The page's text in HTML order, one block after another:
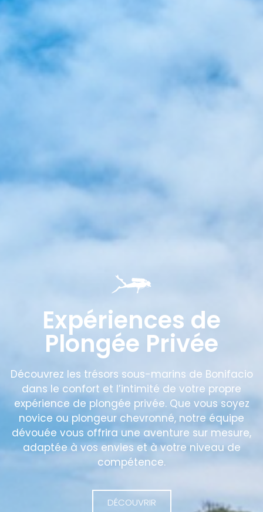
Expériences de
Plongée Privée
Découvrez les trésors sous-marins de Bonifacio
dans le confort et l’intimité de votre propre
expérience de plongée privée. Que vous soyez
novice ou plongeur chevronné, notre équipe
dévouée vous offrira une aventure sur mesure,
adaptée à vos envies et à votre niveau de
compétence.
DÉCOUVRIR